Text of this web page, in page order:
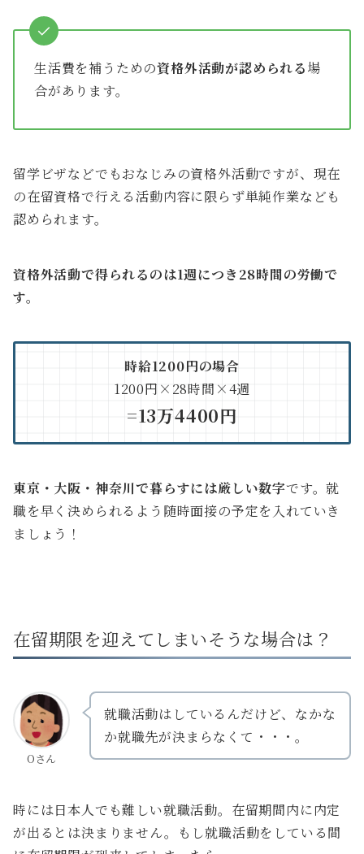
生活費を補うための資格外活動が認められる場
合があります。
留学ビザなどでもおなじみの資格外活動ですが、現在
の在留資格で行える活動内容に限らず単純作業なども
認められます。
資格外活動で得られるのは1週につき28時間の労働で
す。
時給1200円の場合
1200円×28時間×4週
=13万4400円
東京・大阪・神奈川で暮らすには厳しい数字です。就
職を早く決められるよう随時面接の予定を入れていき
ましょう！
在留期限を迎えてしまいそうな場合は？
Oさん
就職活動はしているんだけど、なかな
か就職先が決まらなくて・・・。
時には日本人でも難しい就職活動。在留期間内に内定
が出るとは決まりません。もし就職活動をしている間